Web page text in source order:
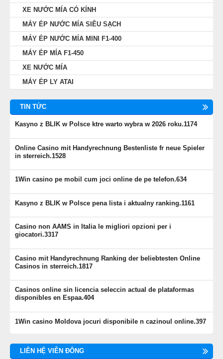
XE NƯỚC MÍA CÓ KÍNH
MÁY ÉP NƯỚC MÍA SIÊU SẠCH
MÁY ÉP NƯỚC MÍA MINI F1-400
MÁY ÉP MÍA F1-450
XE NƯỚC MÍA
MÁY ÉP LY ATAI
TIN TỨC
Kasyno z BLIK w Polsce ktre warto wybra w 2026 roku.1174
Online Casino mit Handyrechnung Bestenliste fr neue Spieler
in sterreich.1528
1Win casino pe mobil cum joci online de pe telefon.634
Kasyno z BLIK w Polsce pena lista i aktualny ranking.1161
Casino non AAMS in Italia le migliori opzioni per i
giocatori.3317
Casino mit Handyrechnung Ranking der beliebtesten Online
Casinos in sterreich.1817
Casinos online sin licencia seleccin actual de plataformas
disponibles en Espaa.404
1Win casino Moldova jocuri disponibile n cazinoul online.397
LIÊN HỆ VIỄN ĐÔNG